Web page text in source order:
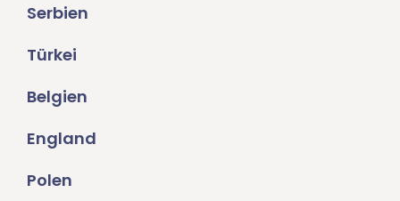
Serbien
Türkei
Belgien
England
Polen